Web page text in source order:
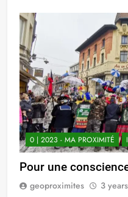
0 | 2023 - MA PROXIMITÉ
Pour une
geoproximites 3